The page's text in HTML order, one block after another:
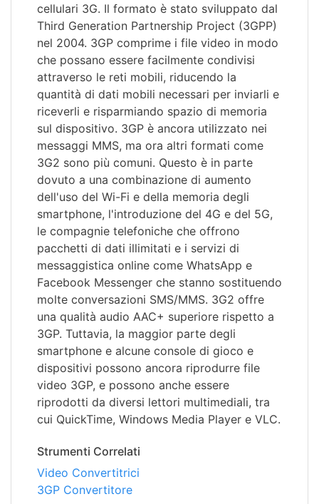
cellulari 3G. Il formato è stato sviluppato dal
Third Generation Partnership Project (3GPP)
nel 2004. 3GP comprime i file video in modo
che possano essere facilmente condivisi
attraverso le reti mobili, riducendo la
quantità di dati mobili necessari per inviarli e
riceverli e risparmiando spazio di memoria
sul dispositivo. 3GP è ancora utilizzato nei
messaggi MMS, ma ora altri formati come
3G2 sono più comuni. Questo è in parte
dovuto a una combinazione di aumento
dell'uso del Wi-Fi e della memoria degli
smartphone, l'introduzione del 4G e del 5G,
le compagnie telefoniche che offrono
pacchetti di dati illimitati e i servizi di
messaggistica online come WhatsApp e
Facebook Messenger che stanno sostituendo
molte conversazioni SMS/MMS. 3G2 offre
una qualità audio AAC+ superiore rispetto a
3GP. Tuttavia, la maggior parte degli
smartphone e alcune console di gioco e
dispositivi possono ancora riprodurre file
video 3GP, e possono anche essere
riprodotti da diversi lettori multimediali, tra
cui QuickTime, Windows Media Player e VLC.
Strumenti Correlati
Video Convertitrici
3GP Convertitore